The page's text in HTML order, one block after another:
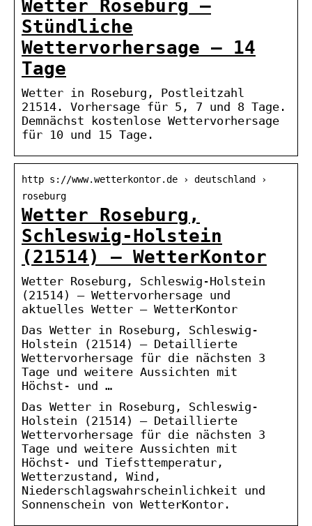
Wetter Roseburg –
Stündliche
Wettervorhersage – 14
Tage
Wetter in Roseburg, Postleitzahl
21514. Vorhersage für 5, 7 und 8 Tage.
Demnächst kostenlose Wettervorhersage
für 10 und 15 Tage.
http s://www.wetterkontor.de › deutschland ›
roseburg
Wetter Roseburg,
Schleswig-Holstein
(21514) – WetterKontor
Wetter Roseburg, Schleswig-Holstein
(21514) – Wettervorhersage und
aktuelles Wetter – WetterKontor
Das Wetter in Roseburg, Schleswig-
Holstein (21514) – Detaillierte
Wettervorhersage für die nächsten 3
Tage und weitere Aussichten mit
Höchst- und …
Das Wetter in Roseburg, Schleswig-
Holstein (21514) – Detaillierte
Wettervorhersage für die nächsten 3
Tage und weitere Aussichten mit
Höchst- und Tiefsttemperatur,
Wetterzustand, Wind,
Niederschlagswahrscheinlichkeit und
Sonnenschein von WetterKontor.